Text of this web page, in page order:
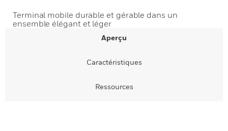
Terminal mobile durable et gérable dans un
ensemble élégant et léger
Aperçu
Caractéristiques
Ressources